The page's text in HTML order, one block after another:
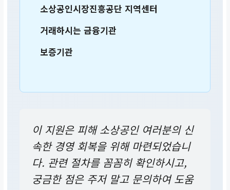
소상공인시장진흥공단 지역센터
거래하시는 금융기관
보증기관
이 지원은 피해 소상공인 여러분의 신
속한 경영 회복을 위해 마련되었습니
다. 관련 절차를 꼼꼼히 확인하시고,
궁금한 점은 주저 말고 문의하여 도움